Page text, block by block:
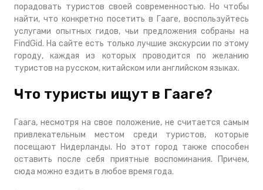
порадовать туристов своей современностью. Но чтобы
найти, что конкретно посетить в Гааге, воспользуйтесь
услугами опытных гидов, чьи предложения собраны на
FindGid. На сайте есть только лучшие экскурсии по этому
городу, каждая из которых проводится по желанию
туристов на русском, китайском или английском языках.
Что туристы ищут в Гааге?
Гаага, несмотря на свое положение, не считается самым
привлекательным местом среди туристов, которые
посещают Нидерланды. Но этот город также способен
оставить после себя приятные воспоминания. Причем,
сюда можно ездить в любое время года.